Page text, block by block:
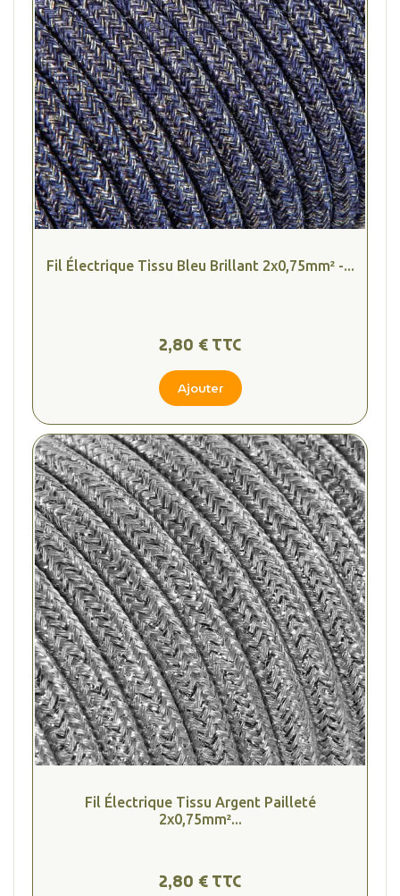
Fil Électrique Tissu Bleu Brillant 2x0,75mm² -...
2,80 € TTC
Ajouter
Fil Électrique Tissu Argent Pailleté
2x0,75mm²...
2,80 € TTC